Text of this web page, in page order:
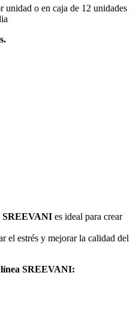
o en caja de 12 unidades
SREEVANI es ideal para crear
el estrés y mejorar la calidad del
línea SREEVANI: